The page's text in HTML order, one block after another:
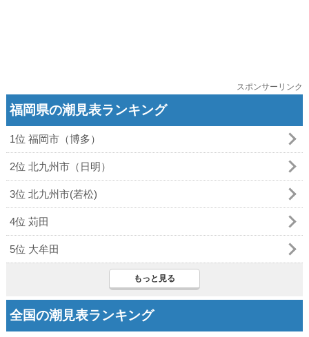
スポンサーリンク
福岡県の潮見表ランキング
1位 福岡市（博多）
2位 北九州市（日明）
3位 北九州市(若松)
4位 苅田
5位 大牟田
もっと見る
全国の潮見表ランキング